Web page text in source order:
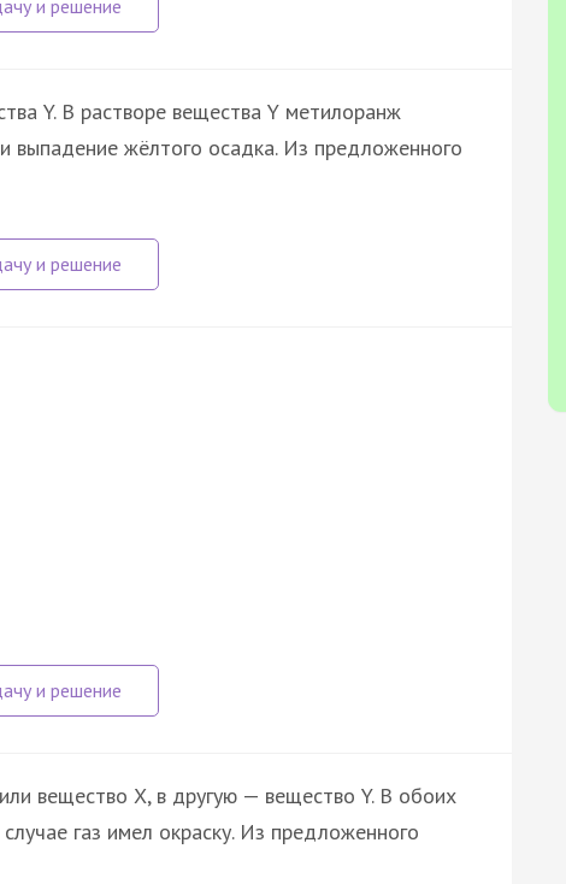
Y. В растворе вещества Y метилоранж
выпадение жёлтого осадка. Из предложенного
вещество X, в другую — вещество Y. В обоих
газ имел окраску. Из предложенного